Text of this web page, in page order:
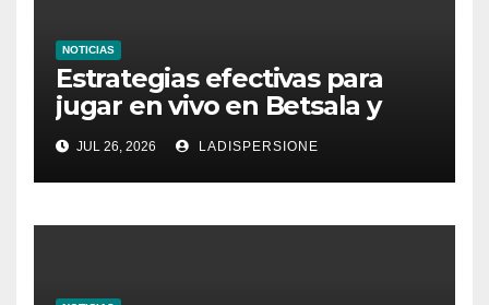
NOTICIAS
Estrategias efectivas para
jugar en vivo en Betsala y
aumentar tus ganancias
JUL 26, 2026 LADISPERSIONE